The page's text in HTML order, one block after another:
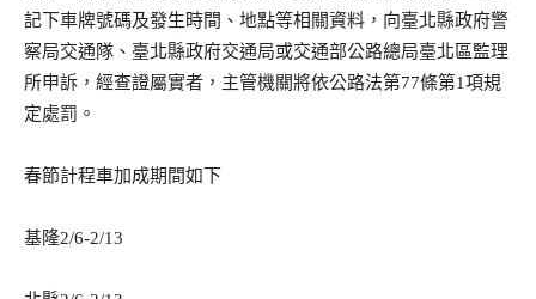
記下車牌號碼及發生時間、地點等相關資料，向臺北縣政府警
察局交通隊、臺北縣政府交通局或交通部公路總局臺北區監理
所申訴，經查證屬實者，主管機關將依公路法第77條第1項規
定處罰。
春節計程車加成期間如下
基隆2/6-2/13